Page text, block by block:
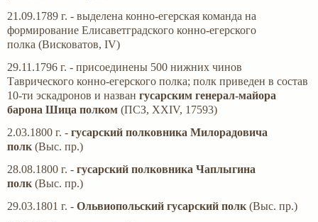
21.09.1789 г. - выделена конно-егерская команда на
формирование Елисаветградского конно-егерского
полка (Висковатов, IV)
29.11.1796 г. - присоединены 500 нижних чинов
Таврического конно-егерского полка; полк приведен в состав
10-ти эскадронов и назван гусарским генерал-майора
барона Шица полком (ПСЗ, XXIV, 17593)
2.03.1800 г. - гусарский полковника Милорадовича
полк (Выс. пр.)
28.08.1800 г. - гусарский полковника Чаплыгина
полк (Выс. пр.)
29.03.1801 г. - Ольвиопольский гусарский полк (Выс. пр.)